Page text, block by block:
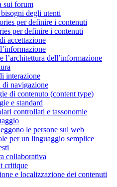
sui forum
degli utenti
per definire i contenuti
per definire i contenuti
accettazione
l’architettura dell’informazione
interazione
di navigazione
di contenuto (content type)
e standard
controllati e tassonomie
le persone sul web
per un linguaggio semplice
collaborativa
critique
e localizzazione dei contenuti